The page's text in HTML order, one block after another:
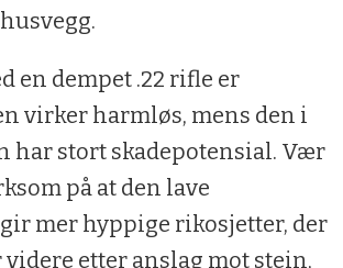
en dempet .22 rifle er
virker harmløs, mens den i
har stort skadepotensial. Vær
på at den lave
mer hyppige rikosjetter, der
etter anslag mot stein,